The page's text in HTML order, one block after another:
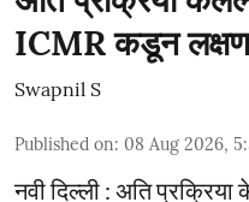
ICMR कडून
Swapnil S
Published on: 08 Aug 2026,
नवी दिल्ली : अति